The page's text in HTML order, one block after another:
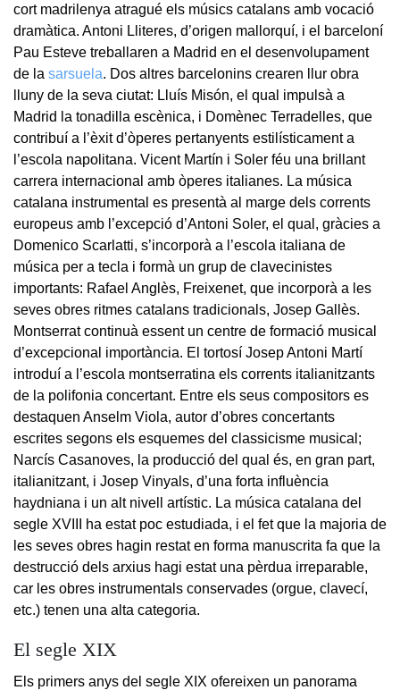
cort madrilenya atragué els músics catalans amb vocació
dramàtica. Antoni Lliteres, d’origen mallorquí, i el barceloní
Pau Esteve treballaren a Madrid en el desenvolupament
de la sarsuela. Dos altres barcelonins crearen llur obra
lluny de la seva ciutat: Lluís Misón, el qual impulsà a
Madrid la tonadilla escènica, i Domènec Terradelles, que
contribuí a l’èxit d’òperes pertanyents estilísticament a
l’escola napolitana. Vicent Martín i Soler féu una brillant
carrera internacional amb òperes italianes. La música
catalana instrumental es presentà al marge dels corrents
europeus amb l’excepció d’Antoni Soler, el qual, gràcies a
Domenico Scarlatti, s’incorporà a l’escola italiana de
música per a tecla i formà un grup de clavecinistes
importants: Rafael Anglès, Freixenet, que incorporà a les
seves obres ritmes catalans tradicionals, Josep Gallès.
Montserrat continuà essent un centre de formació musical
d’excepcional importància. El tortosí Josep Antoni Martí
introduí a l’escola montserratina els corrents italianitzants
de la polifonia concertant. Entre els seus compositors es
destaquen Anselm Viola, autor d’obres concertants
escrites segons els esquemes del classicisme musical;
Narcís Casanoves, la producció del qual és, en gran part,
italianitzant, i Josep Vinyals, d’una forta influència
haydniana i un alt nivell artístic. La música catalana del
segle XVIII ha estat poc estudiada, i el fet que la majoria de
les seves obres hagin restat en forma manuscrita fa que la
destrucció dels arxius hagi estat una pèrdua irreparable,
car les obres instrumentals conservades (orgue, clavecí,
etc.) tenen una alta categoria.
El segle XIX
Els primers anys del segle XIX ofereixen un panorama